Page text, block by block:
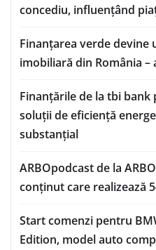
concediu, influențând
Finanțarea verde devine
imobiliară din România –
Finanțările de la tbi
soluții de eficiență
substanțial
ARBOpodcast de la
conținut care realizează
Start comenzi pentru
Edition, model auto